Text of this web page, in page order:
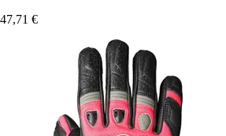
47,71 €